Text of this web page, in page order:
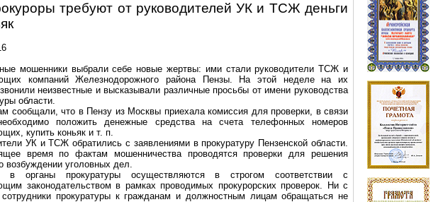
требуют от руководителей УК и ТСЖ деньги
мошенники выбрали себе новые жертвы: ими стали руководители ТСЖ и
компаний Железнодорожного района Пензы. На этой неделе на их
неизвестные и высказывали различные просьбы от имени руководства
области.
сообщали, что в Пензу из Москвы приехала комиссия для проверки, в связи
положить денежные средства на счета телефонных номеров
купить коньяк и т. п.
УК и ТСЖ обратились с заявлениями в прокуратуру Пензенской области.
время по фактам мошенничества проводятся проверки для решения
возбуждении уголовных дел.
в органы прокуратуры осуществляются в строгом соответствии с
законодательством в рамках проводимых прокурорских проверок. Ни с
прокуратуры к гражданам и должностным лицам обращаться не